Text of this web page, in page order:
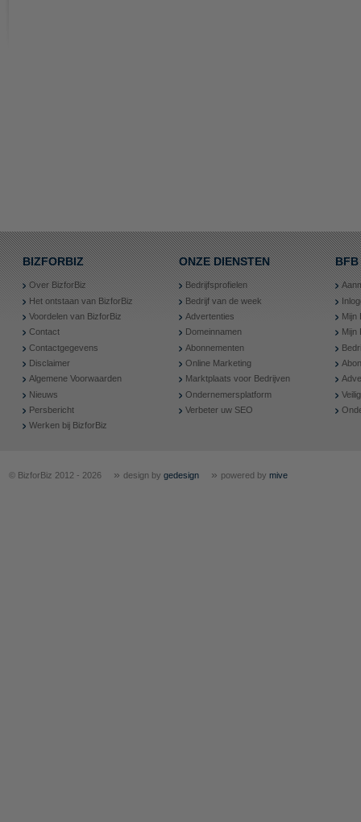
BIZFORBIZ
Over BizforBiz
Het ontstaan van BizforBiz
Voordelen van BizforBiz
Contact
Contactgegevens
Disclaimer
Algemene Voorwaarden
Nieuws
Persbericht
Werken bij BizforBiz
ONZE DIENSTEN
Bedrijfsprofielen
Bedrijf van de week
Advertenties
Domeinnamen
Abonnementen
Online Marketing
Marktplaats voor Bedrijven
Ondernemersplatform
Verbeter uw SEO
BFB
Mijn
Mijn
© BizforBiz 2012 - 2026 » design by gedesign » powered by mive